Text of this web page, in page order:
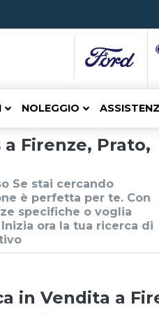
NOLEGGIO
Firenze, Prato,
Se stai cercando
è perfetta per te. Con
specifiche o voglia
ora la tua ricerca di
in Vendita a